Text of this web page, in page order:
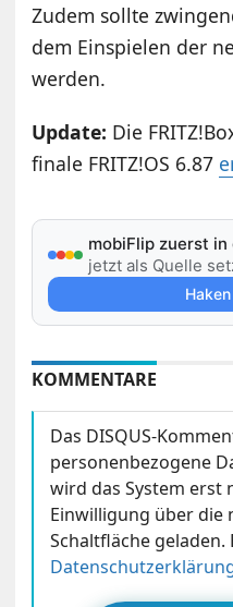
Zudem sollte
dem Einspielen der
werden.
Update: Die
finale FRITZ!OS 6.87
mobiFlip zuerst in
jetzt als Quelle
KOMMENTARE
Das DISQUS-
personenbezogene
wird das System erst
Einwilligung über die
Schaltfläche geladen.